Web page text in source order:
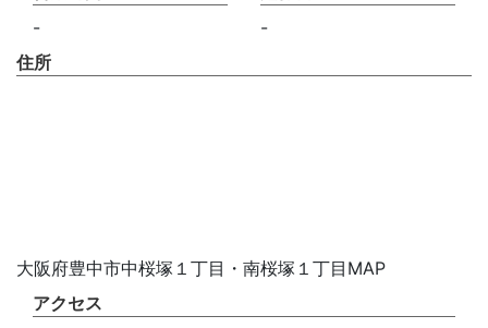
-
-
住所
大阪府豊中市中桜塚１丁目・南桜塚１丁目MAP
アクセス